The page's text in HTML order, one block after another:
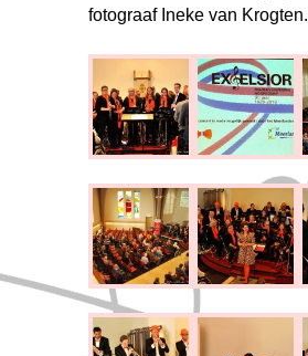
fotograaf Ineke van Krogten.